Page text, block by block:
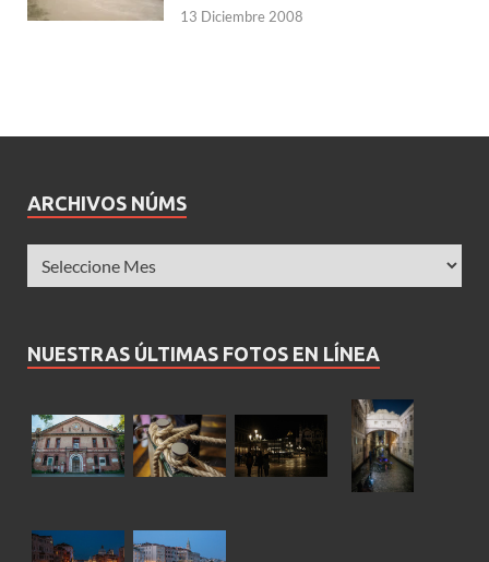
13 Diciembre 2008
ARCHIVOS NÚMS
NUESTRAS ÚLTIMAS FOTOS EN LÍNEA